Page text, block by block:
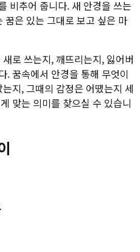
비추어 줍니다. 새 안경을 쓰는
꿈은 있는 그대로 보고 싶은 마
로 쓰는지, 깨뜨리는지, 잃어버
. 꿈속에서 안경을 통해 무엇이
지, 그때의 감정은 어땠는지 세
맞는 의미를 찾으실 수 있습니